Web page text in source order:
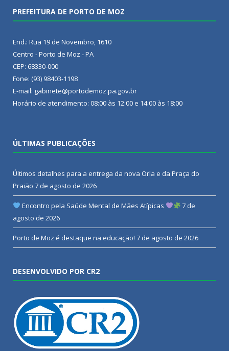
PREFEITURA DE PORTO DE MOZ
End.: Rua 19 de Novembro, 1610
Centro - Porto de Moz - PA
CEP: 68330-000
Fone: (93) 98403-1198
E-mail: gabinete@portodemoz.pa.gov.br
Horário de atendimento: 08:00 às 12:00 e 14:00 às 18:00
ÚLTIMAS PUBLICAÇÕES
Últimos detalhes para a entrega da nova Orla e da Praça do
Praião 7 de agosto de 2026
Encontro pela Saúde Mental de Mães Atípicas
7 de
agosto de 2026
Porto de Moz é destaque na educação! 7 de agosto de 2026
DESENVOLVIDO POR CR2